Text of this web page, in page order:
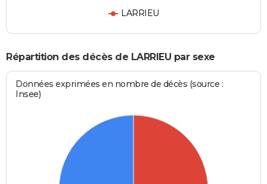
LARRIEU
Répartition des décès de LARRIEU par sexe
Données exprimées en nombre de décès (source :
Insee)